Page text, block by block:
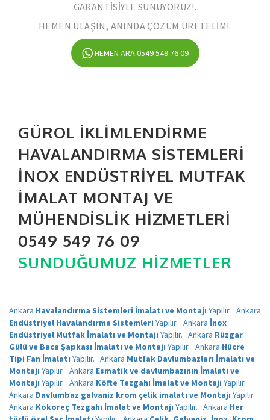
GARANTISIYLE SUNUYORUZ!.
HEMEN ULAŞIN, ANINDA ÇÖZÜM ÜRETELIM!.
HEMEN ARA 0549 549 76 09
GÜROL İKLIMLENDIRME
HAVALANDIRMA SISTEMLERI
İNOX ENDÜSTRIYEL MUTFAK
İMALAT MONTAJ VE
MÜHENDISLIK HIZMETLERI
0549 549 76 09
SUNDUĞUMUZ HIZMETLER
Ankara Havalandırma Sistemleri İmalatı ve Montajı Yapılır. Ankara
Endüstriyel Havalandırma Sistemleri Yapılır. Ankara İnox
Endüstriyel Mutfak İmalatı ve Montajı Yapılır. Ankara Rüzgar
Gülü ve Baca Şapkası İmalatı ve Montajı Yapılır. Ankara Hücre
Tipi Fan İmalatı Yapılır. Ankara Mutfak Davlumbazları İmalatı ve
Montajı Yapılır. Ankara Esmatik ve davlumbazının İmalatı ve
Montajı Yapılır. Ankara Köfte Tezgahı İmalat ve Montajı Yapılır.
Ankara Davlumbaz galvaniz krom çelik imalatı ve Montajı Yapılır.
Ankara Kokoreç Tezgahı İmalat ve Montajı Yapılır. Ankara Her